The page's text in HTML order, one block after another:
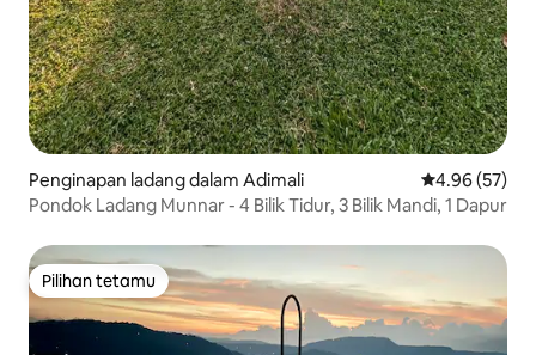
Penginapan ladang dalam Adimali Penarafan
4.96 (57)
Pondok Ladang Munnar - 4 Bilik Tidur, 3 Bilik Mandi, 1 Dapur
Pilihan tetamu
Pilihan tetamu